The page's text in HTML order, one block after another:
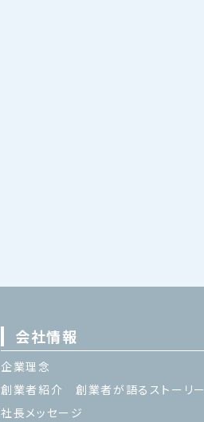
会社情報
企業理念
創業者紹介 創業者が語るストーリー
社長メッセージ